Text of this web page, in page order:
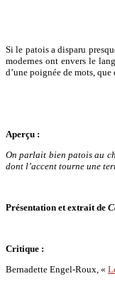
Si le patois a disparu
modernes ont envers le
d’une poignée de mots,
Aperçu :
On parlait bien patois au
dont l’accent tourne une
Présentation et extrait de
Critique :
Bernadette Engel-Roux, «